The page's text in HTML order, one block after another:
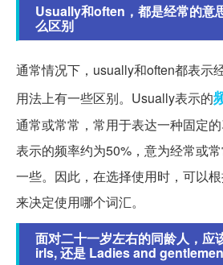
Usually和often，都是经常的意
么区别
通常情况下，usually和often都表示
用法上有一些区别。Usually表示的
通常或常常，常用于表达一种固定
表示的频率约为50%，意为经常或
一些。因此，在选择使用时，可以
来决定使用哪个词汇。
面对二十一岁左右的同龄人，
irls, 还是 Ladies and gentlemen